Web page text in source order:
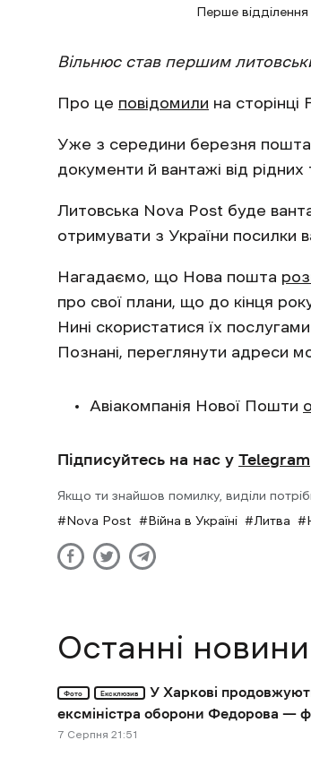
Перше
Вільнюс став першим
Про це повідомили на
Уже з середини березня пошта
документи й вантажі від
Литовська Nova Post буде
отримувати з України посилки
Нагадаємо, що Нова пошта
про свої плани, що до кінця
Нині скористатися їх
Познані, переглянути адреси
Авіакомпанія Нової Пошти
Підписуйтесь на нас у Telegram
Якщо ти знайшов помилку, виділи
Nova Post
Війна в Україні Литва
Останні новини
Фото Ексклюзив
У Харкові
ексміністра оборони Федорова —
7 Cерпня 21:51